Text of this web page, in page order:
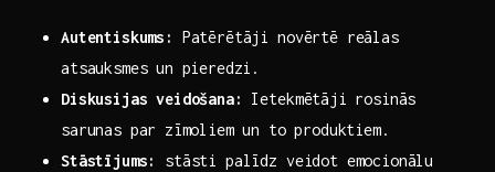
Autentiskums:
Patērētāji novērtē ‍reālas
‍atsauksmes⁤ un pieredzi.
Diskusijas ‌veidošana:
Ietekmētāji ⁤rosinās
sarunas par⁣ zīmoliem ⁢un to produktiem.
Stāstījums:
stāsti palīdz veidot emocionālu